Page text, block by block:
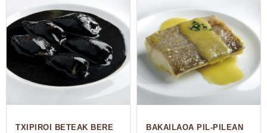
TXIPIROI BETEAK BERE
BAKAILAOA PIL-PILEAN